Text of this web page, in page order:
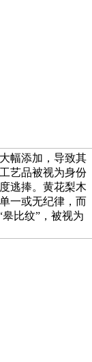
幅添加，导致其
艺品被视为身份
逃捧。黄花梨木
一或无纪律，而
比纹”，被视为